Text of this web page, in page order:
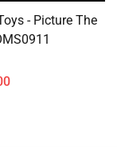
- Picture The